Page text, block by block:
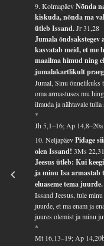
9. KolmapäevNõnda
kiskuda, nõnda ma
ütleb Issand.Jr 31,28
Jumala
kasvatab meid, et me
maailma himud ning
jumalakartlikult
Jumal, Sinu õnnelikuks
oma armastuses mu
ilmuda ja nähtavale
*
Jh 5,1–16; Ap 14,8–20a
10. NeljapäevPidage
olen Issand!3Ms 22,31
Jeesus ütleb: Kui
ja minu Isa armastab
eluaseme tema
Issand Jeesus, tule
juurde, et ma enam ja
juures olemist ja minu
*
Mt 16,13–19; Ap